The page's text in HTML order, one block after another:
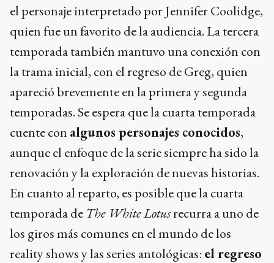
el personaje interpretado por Jennifer Coolidge,
quien fue un favorito de la audiencia. La tercera
temporada también mantuvo una conexión con
la trama inicial, con el regreso de Greg, quien
apareció brevemente en la primera y segunda
temporadas. Se espera que la cuarta temporada
cuente con algunos personajes conocidos,
aunque el enfoque de la serie siempre ha sido la
renovación y la exploración de nuevas historias.
En cuanto al reparto, es posible que la cuarta
temporada de The White Lotusrecurra a uno de
los giros más comunes en el mundo de los
reality shows y las series antológicas: el regreso